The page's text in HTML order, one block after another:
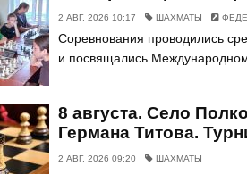
2 АВГ. 2026 10:17 ШАХМАТЫ
Соревнования проводились
и посвящались
8 августа. Село
Германа Титова.
2 АВГ. 2026 09:20 ШАХМАТЫ